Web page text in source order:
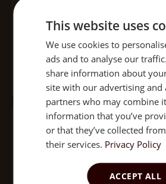
Egert
“Lielisks mazs dārzs. Viegli
dīgt. Ja patīk tehnoloģijas un
ieguvums.”
Riho
This website uses
We use cookies to
ads and to analyse our
share information about
site with our advertising and
partners who may combine
information that you’ve
or that they’ve collected
their services. Privacy Policy
ACCEPT ALL